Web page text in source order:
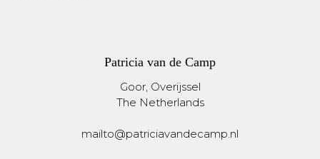
Patricia van de Camp
Goor, Overijssel
The Netherlands
mailto@patriciavandecamp.nl